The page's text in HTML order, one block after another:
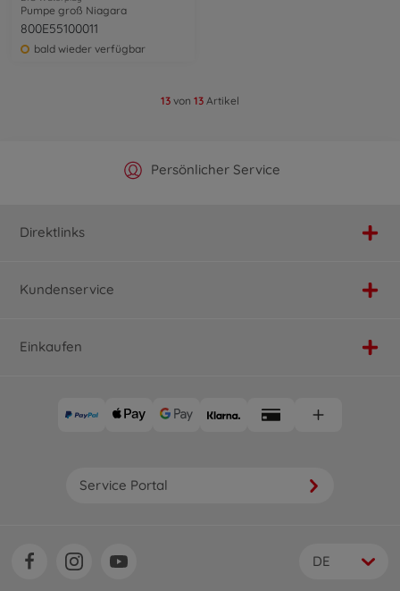
Pumpe groß Niagara
800E55100011
bald wieder verfügbar
13 von 13 Artikel
Offizieller Hersteller Shop
Persönlicher Service
Versandkostenfrei ab 25€
Schnelle Lieferung
Direktlinks
Kundenservice
Einkaufen
Service Portal
DE